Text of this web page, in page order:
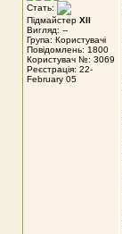
Стать:
Підмайстер XII
Вигляд: --
Група: Користувачі
Повідомлень: 1800
Користувач №: 3069
Реєстрація: 22-
February 05